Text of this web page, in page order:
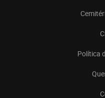
Política